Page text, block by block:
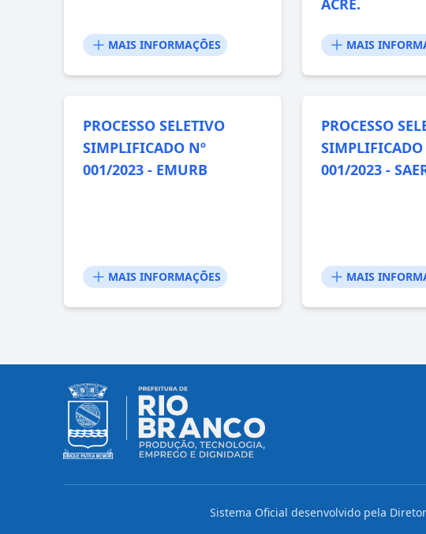
MAIS INFORMAÇÕES
ACRE.
MAIS
PROCESSO SELETIVO
SIMPLIFICADO Nº
001/2023 - EMURB
MAIS INFORMAÇÕES
PROCESSO
SIMPLIFICADO
001/2023 -
MAIS
Sistema Oficial desenvolvido pela